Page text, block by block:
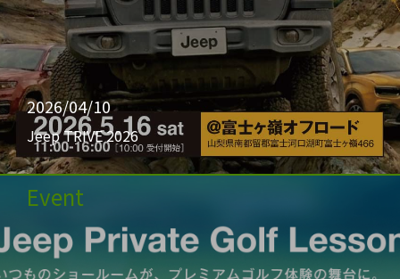
2026/04/10
Jeep TRIVE 2026
Event